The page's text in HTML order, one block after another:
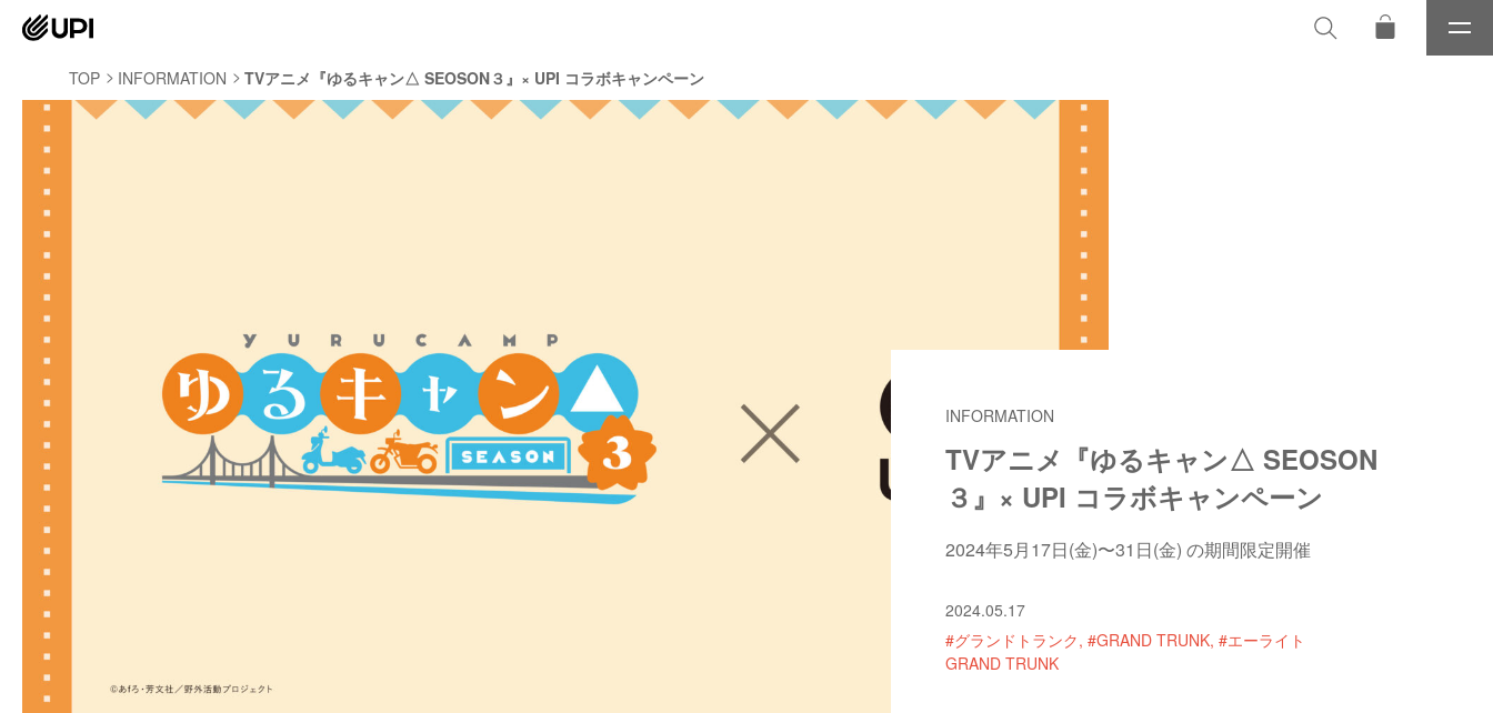
メ
ニ
TOP INFORMATION TVアニメ『ゆるキャン△ SEOSON３』× UPI コラボキャンペーン
INFORMATION
TVアニメ『ゆるキャン△ SEOSON
３』× UPI コラボキャンペーン
2024年5月17日(金)〜31日(金) の期間限定開催
2024.05.17
#グランドトランク #GRAND TRUNK #エーライト
GRAND TRUNK